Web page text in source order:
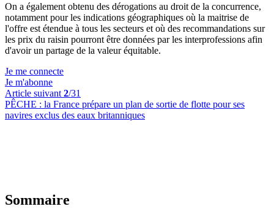
On a également obtenu des dérogations au droit de la concurrence,
notamment pour les indications géographiques où la maitrise de
l'offre est étendue à tous les secteurs et où des recommandations sur
les prix du raisin pourront être données par les interprofessions afin
d'avoir un partage de la valeur équitable.
Je me connecte
Je m'abonne
Article suivant 2/31
PÊCHE : la France prépare un plan de sortie de flotte pour ses
navires exclus des eaux britanniques
Sommaire